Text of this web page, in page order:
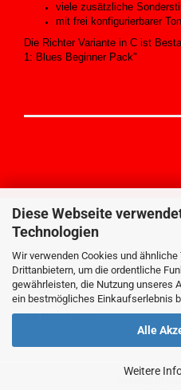
Diese Webseite
Technologien
Wir verwenden Cookies und
Drittanbietern, um die ordentliche
gewährleisten, die Nutzung unseres
ein bestmögliches Einkaufserlebnis
Alle
Weitere
viele zusätzliche
mit frei konfigurierbarer
Die Richter Variante in C ist
1: Blues Beginner Pack"
MEHR ÜBER...
Impressum
Kontakt
Widerrufsrecht
Datenschutzerklärung
Cookie Einstellungen